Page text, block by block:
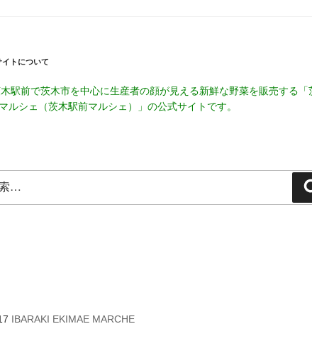
イトについて
駅前で茨木市を中心に生産者の顔が見える新鮮な野菜を販売する「
ルシェ（茨木駅前マルシェ）」の公式サイトです。
IBARAKI EKIMAE MARCHE